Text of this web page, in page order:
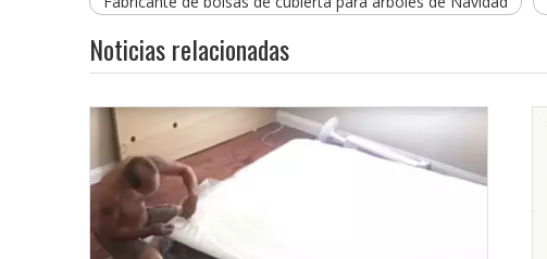
Noticias relacionadas